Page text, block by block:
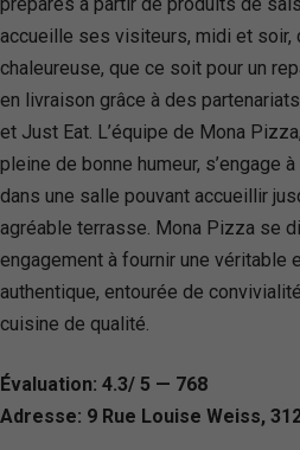
accueille ses visiteurs, midi et soir,
chaleureuse, que ce soit pour un
en livraison grâce à des
et Just Eat. L’équipe de Mona
pleine de bonne humeur, s’engage
dans une salle pouvant accueillir
agréable terrasse. Mona Pizza se
engagement à fournir une véritable
authentique, entourée de
cuisine de qualité.
Évaluation: 4.3/ 5 — 768
Adresse: 9 Rue Louise Weiss,